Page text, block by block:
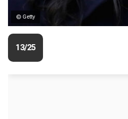
© Getty
13/25